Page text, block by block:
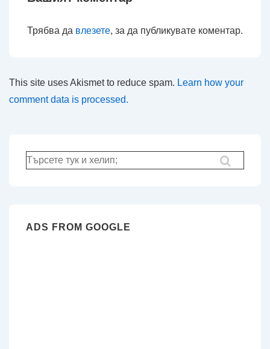
Трябва да влезете, за да публикувате коментар.
This site uses Akismet to reduce spam. Learn how your
comment data is processed.
Търсене
за:
ADS FROM GOOGLE